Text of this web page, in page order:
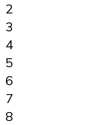
2
3
4
5
6
7
8